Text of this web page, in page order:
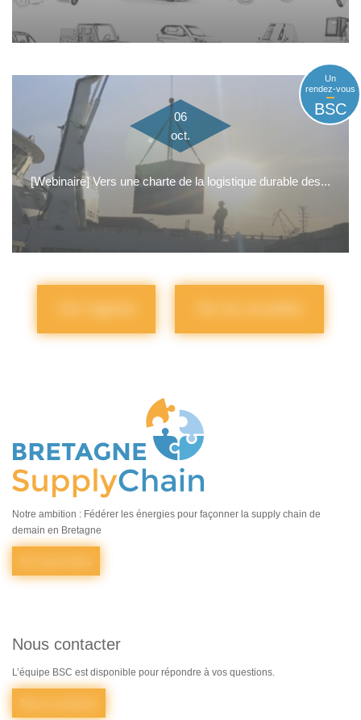
06
oct.
Un
rendez-vous
BSC
[Webinaire] Vers une charte de la logistique durable des...
Notre ambition : Fédérer les énergies pour façonner la supply chain de
demain en Bretagne
Nous contacter
L’équipe BSC est disponible pour répondre à vos questions.